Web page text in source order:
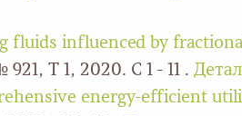
fluids influenced by
Т 1, 2020. С 1 - 11 .
energy-efficient